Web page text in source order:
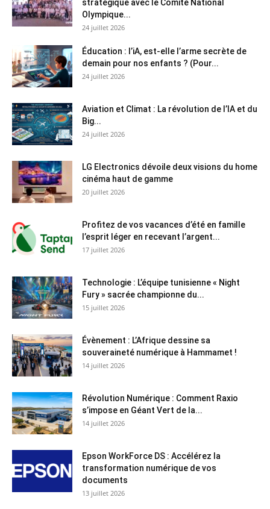
stratégique avec le Comité National
Olympique...
24 juillet 2026
Éducation : l’iA, est-elle l’arme secrète de
demain pour nos enfants ? (Pour...
24 juillet 2026
Aviation et Climat : La révolution de l’IA et du
Big...
24 juillet 2026
LG Electronics dévoile deux visions du home
cinéma haut de gamme
20 juillet 2026
Profitez de vos vacances d’été en famille
l’esprit léger en recevant l’argent...
17 juillet 2026
Technologie : L’équipe tunisienne « Night
Fury » sacrée championne du...
15 juillet 2026
Évènement : L’Afrique dessine sa
souveraineté numérique à Hammamet !
14 juillet 2026
Révolution Numérique : Comment Raxio
s’impose en Géant Vert de la...
14 juillet 2026
Epson WorkForce DS : Accélérez la
transformation numérique de vos
documents
13 juillet 2026